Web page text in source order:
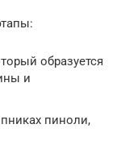
образуется
и
пиноли,